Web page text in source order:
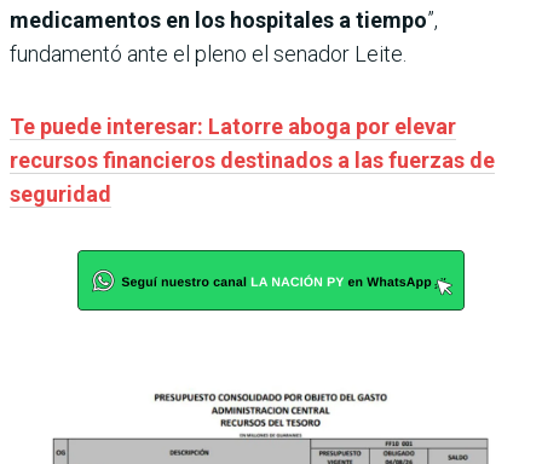
medicamentos en los hospitales a tiempo”,
fundamentó ante el pleno el senador Leite.
Te puede interesar: Latorre aboga por elevar
recursos financieros destinados a las fuerzas de
seguridad